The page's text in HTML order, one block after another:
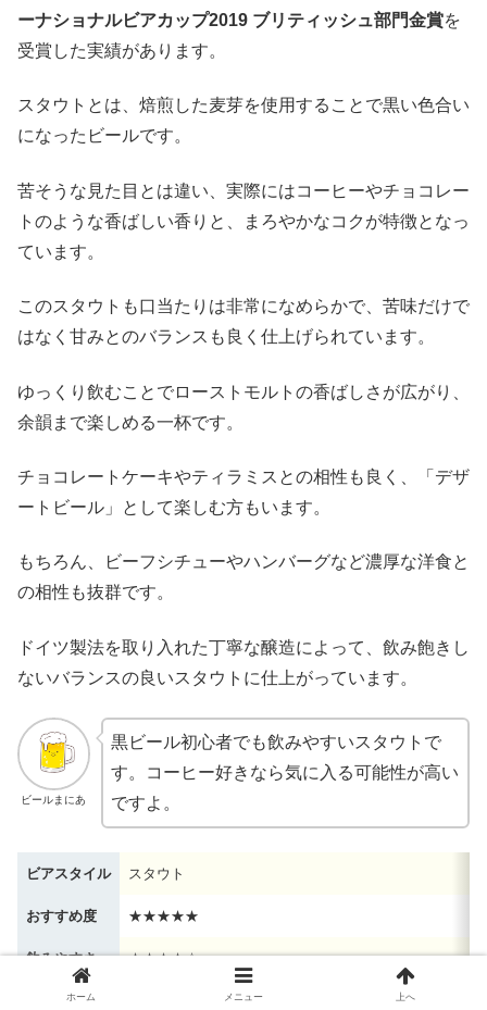
ーナショナルビアカップ2019 ブリティッシュ部門金賞を
受賞した実績があります。
スタウトとは、焙煎した麦芽を使用することで黒い色合い
になったビールです。
苦そうな見た目とは違い、実際にはコーヒーやチョコレー
トのような香ばしい香りと、まろやかなコクが特徴となっ
ています。
このスタウトも口当たりは非常になめらかで、苦味だけで
はなく甘みとのバランスも良く仕上げられています。
ゆっくり飲むことでローストモルトの香ばしさが広がり、
余韻まで楽しめる一杯です。
チョコレートケーキやティラミスとの相性も良く、「デザ
ートビール」として楽しむ方もいます。
もちろん、ビーフシチューやハンバーグなど濃厚な洋食と
の相性も抜群です。
ドイツ製法を取り入れた丁寧な醸造によって、飲み飽きし
ないバランスの良いスタウトに仕上がっています。
ビールまにあ
黒ビール初心者でも飲みやすいスタウトで
す。コーヒー好きなら気に入る可能性が高い
ですよ。
ビアスタイル スタウト
おすすめ度 ★★★★★
飲みやすさ ★★★★☆
ホーム メニュー 上へ